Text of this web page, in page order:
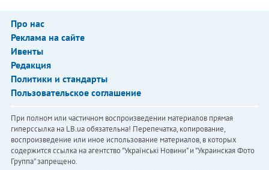
Про нас
Реклама на сайте
Ивенты
Редакция
Политики и стандарты
Пользовательское соглашение
При полном или частичном воспроизведении материалов прямая
гиперссылка на LB.ua обязательна! Перепечатка, копирование,
воспроизведение или иное использование материалов, в которых
содержится ссылка на агентство "Українськi Новини" и "Украинская Фото
Группа" запрещено.